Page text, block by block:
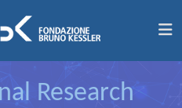
Research